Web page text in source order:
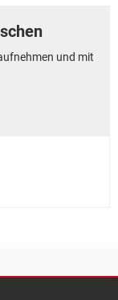
und mit